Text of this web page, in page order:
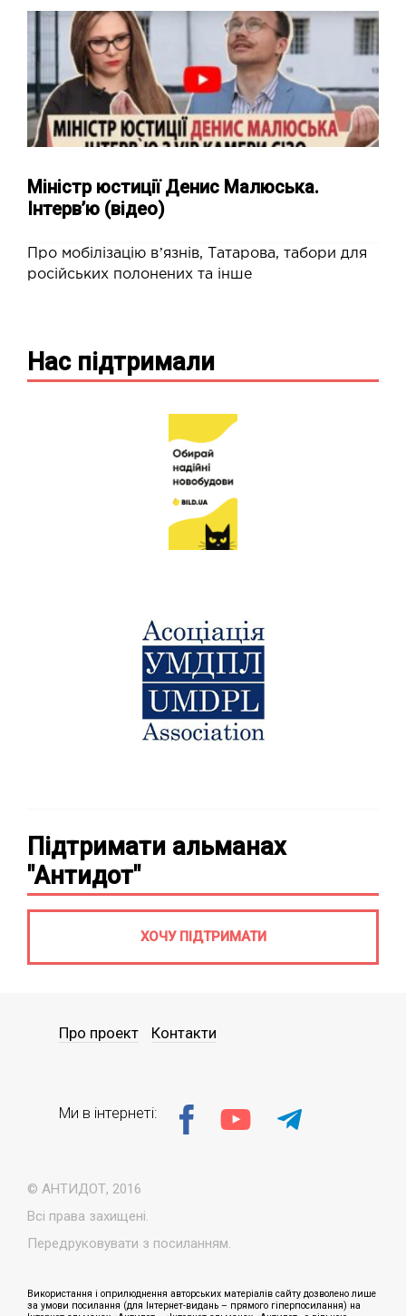
Міністр юстиції Денис Малюська.
Інтервʼю (відео)
Про мобілізацію вʼязнів, Татарова, табори для
російських полонених та інше
Нас підтримали
Підтримати альманах
"Антидот"
ХОЧУ ПІДТРИМАТИ
© АНТИДОТ, 2016
Всі права захищені.
Передруковувати з посиланням.
Про проект Контакти
Ми в інтернеті:
Використання і оприлюднення авторських матеріалів сайту дозволено лише
за умови посилання (для Інтернет-видань – прямого гіперпосилання) на